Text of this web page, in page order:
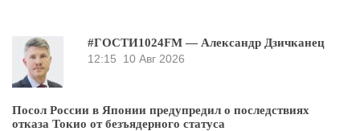
#ГОСТИ1024FM — Александр Дзичканец
12:15
10 Авг 2026
Посол России в Японии предупредил о последствиях
отказа Токио от безъядерного статуса